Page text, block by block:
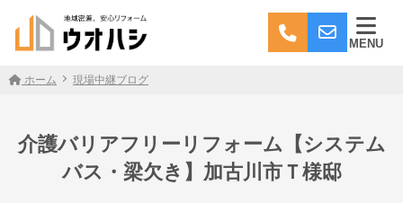
MENU
ホーム 現場中継ブログ
介護バリアフリーリフォーム【システム
バス・梁欠き】加古川市Ｔ様邸